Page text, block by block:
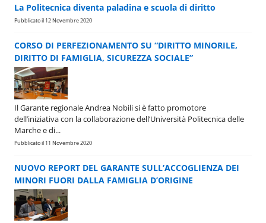
La Politecnica diventa paladina e scuola di diritto
Pubblicato il 12 Novembre 2020
CORSO DI PERFEZIONAMENTO SU “DIRITTO MINORILE,
DIRITTO DI FAMIGLIA, SICUREZZA SOCIALE”
Il Garante regionale Andrea Nobili si è fatto promotore
dell’iniziativa con la collaborazione dell’Università Politecnica delle
Marche e di...
Pubblicato il 11 Novembre 2020
NUOVO REPORT DEL GARANTE SULL’ACCOGLIENZA DEI
MINORI FUORI DALLA FAMIGLIA D’ORIGINE